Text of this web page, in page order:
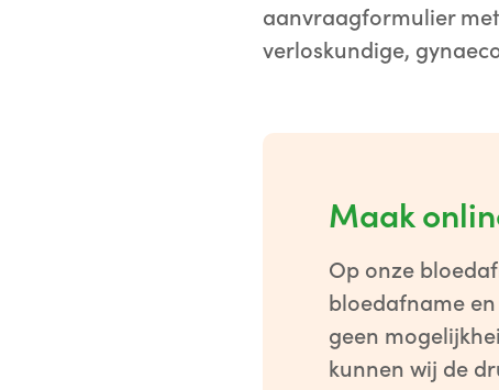
aanvraagformulier
verloskundige,
Maak
Op onze
bloedafname
geen
kunnen wij de